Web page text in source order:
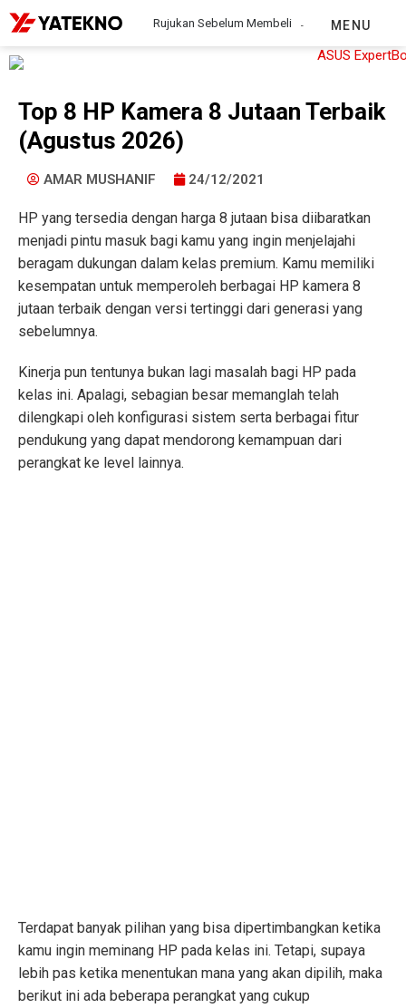
Rujukan Sebelum Membeli MENU
Top 8 HP Kamera 8 Jutaan Terbaik
(Agustus 2026)
AMAR MUSHANIF 24/12/2021
HP yang tersedia dengan harga 8 jutaan bisa diibaratkan
menjadi pintu masuk bagi kamu yang ingin menjelajahi
beragam dukungan dalam kelas premium. Kamu memiliki
kesempatan untuk memperoleh berbagai HP kamera 8
jutaan terbaik dengan versi tertinggi dari generasi yang
sebelumnya.
Kinerja pun tentunya bukan lagi masalah bagi HP pada
kelas ini. Apalagi, sebagian besar memanglah telah
dilengkapi oleh konfigurasi sistem serta berbagai fitur
pendukung yang dapat mendorong kemampuan dari
perangkat ke level lainnya.
Terdapat banyak pilihan yang bisa dipertimbangkan ketika
kamu ingin meminang HP pada kelas ini. Tetapi, supaya
lebih pas ketika menentukan mana yang akan dipilih, maka
berikut ini ada beberapa perangkat yang cukup